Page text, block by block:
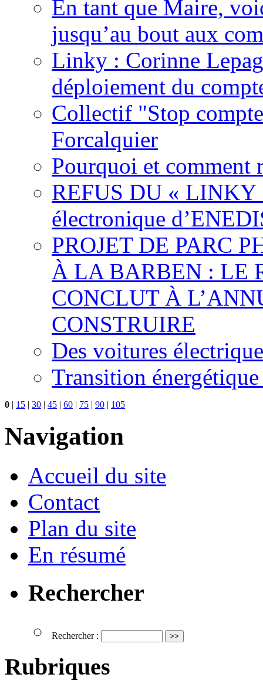
En tant que Maire,
jusqu’au bout aux
Linky : Corinne
déploiement du
Collectif "Stop
Forcalquier
Pourquoi et comment
REFUS DU « LINKY
électronique
PROJET DE PARC
À LA BARBEN : LE
CONCLUT À
CONSTRUIRE
Des voitures
Transition
0 | 15 | 30 | 45 | 60 | 75 | 90 | 105
Navigation
Accueil du site
Contact
Plan du site
En résumé
Rechercher
Rechercher :
Rubriques